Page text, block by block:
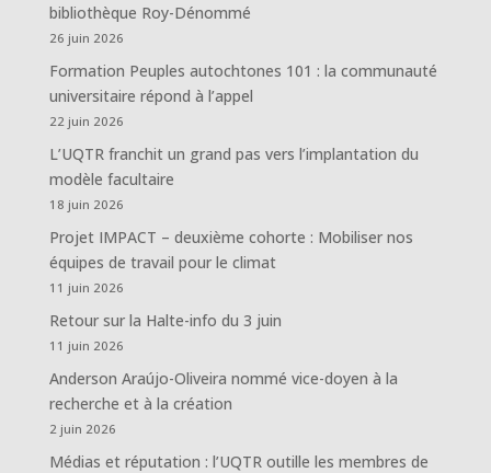
bibliothèque Roy-Dénommé
26 juin 2026
Formation Peuples autochtones 101 : la communauté
universitaire répond à l’appel
22 juin 2026
L’UQTR franchit un grand pas vers l’implantation du
modèle facultaire
18 juin 2026
Projet IMPACT – deuxième cohorte : Mobiliser nos
équipes de travail pour le climat
11 juin 2026
Retour sur la Halte-info du 3 juin
11 juin 2026
Anderson Araújo-Oliveira nommé vice-doyen à la
recherche et à la création
2 juin 2026
Médias et réputation : l’UQTR outille les membres de